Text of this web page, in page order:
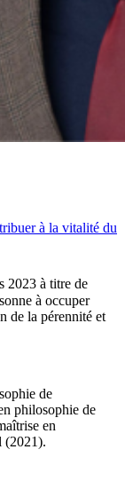
à la vitalité du
2023 à titre de
à occuper
de la pérennité et
de
philosophie de
en
(2021).